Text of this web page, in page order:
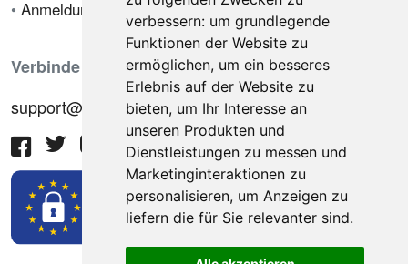
verbessern: um grundlegende
Funktionen der Website zu
ermöglichen, um ein besseres
Erlebnis auf der Website zu
bieten, um Ihr Interesse an
unseren Produkten und
Dienstleistungen zu messen und
Marketinginteraktionen zu
personalisieren, um Anzeigen zu
liefern die für Sie relevanter sind.
• Anmeldung
Verbinde dich mit uns
support@hiringnotes.com